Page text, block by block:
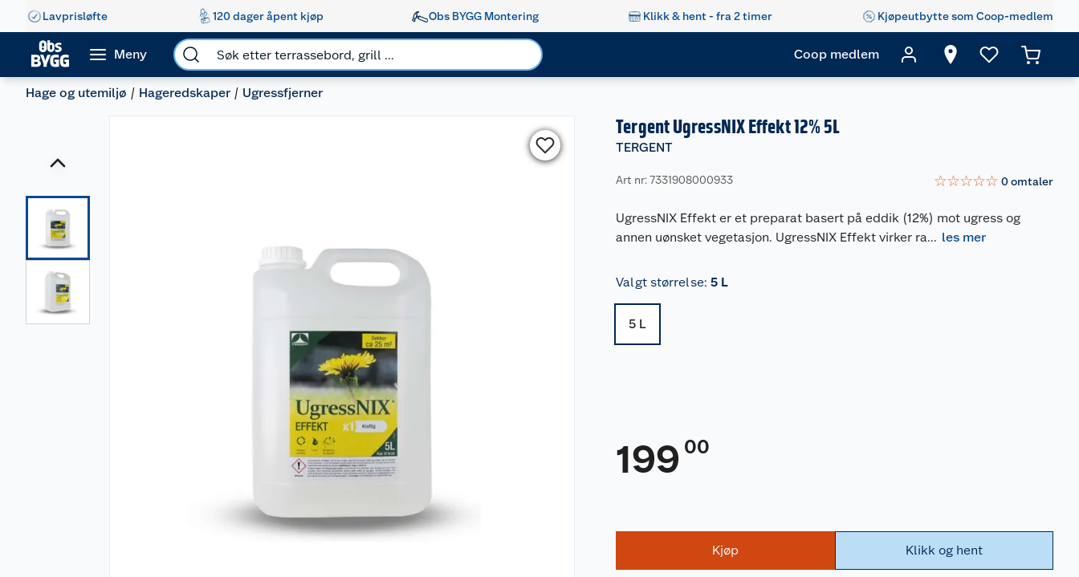
Lavprisløfte 120 dager åpent kjøp Obs BYGG Montering Klikk & hent - fra 2 timer Kjøpeutbytte som Coop-medlem
Meny Coop medlem
Hage og utemiljø Hageredskaper Ugressfjerner
Tergent UgressNIX Effekt 12% 5L
TERGENT
Art nr: 7331908000933 ☆☆☆☆☆ 0omtaler
UgressNIX Effekt er et preparat basert på eddik (12%) mot ugress og
annen uønsket vegetasjon. UgressNIX Effekt virker ra... les mer
Valgt størrelse: 5 L
5 L
199 00
Kjøp Klikk og hent